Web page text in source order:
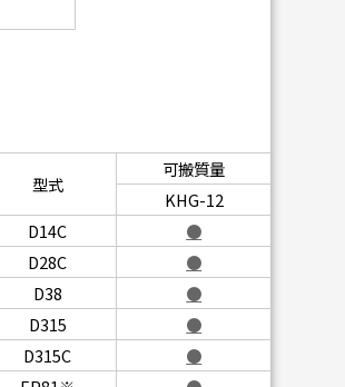
型式
可搬質量
KHG-12
D14C
●
D28C
●
D38
●
D315
●
D315C
●